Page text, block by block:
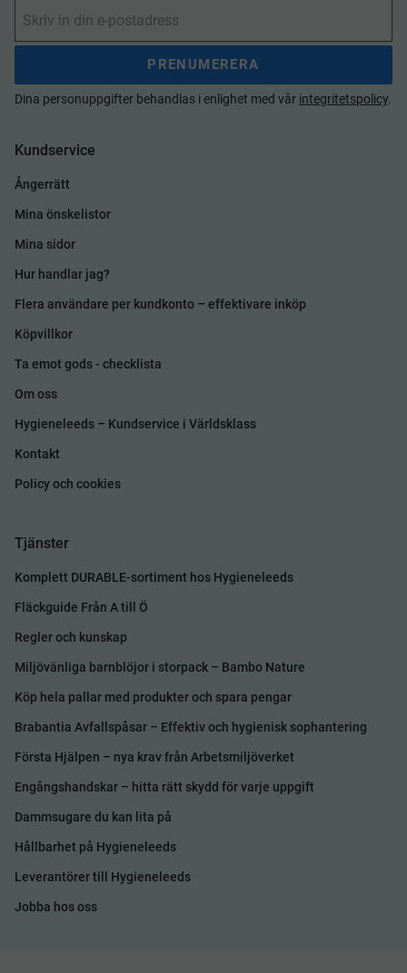
PRENUMERERA
Dina personuppgifter behandlas i enlighet med vår integritetspolicy.
Kundservice
Ångerrätt
Mina önskelistor
Mina sidor
Hur handlar jag?
Flera användare per kundkonto – effektivare inköp
Köpvillkor
Ta emot gods - checklista
Om oss
Hygieneleeds – Kundservice i Världsklass
Kontakt
Policy och cookies
Tjänster
Komplett DURABLE-sortiment hos Hygieneleeds
Fläckguide Från A till Ö
Regler och kunskap
Miljövänliga barnblöjor i storpack – Bambo Nature
Köp hela pallar med produkter och spara pengar
Brabantia Avfallspåsar – Effektiv och hygienisk sophantering
Första Hjälpen – nya krav från Arbetsmiljöverket
Engångshandskar – hitta rätt skydd för varje uppgift
Dammsugare du kan lita på
Hållbarhet på Hygieneleeds
Leverantörer till Hygieneleeds
Jobba hos oss